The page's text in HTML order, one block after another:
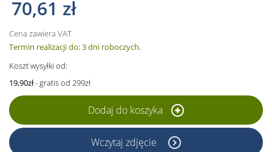
70,61 zł
Cena zawiera VAT
Termin realizacji do: 3 dni roboczych.
Koszt wysyłki od:
19,90zł- gratis od 299zł
Dodaj do koszyka
Wczytaj zdjęcie